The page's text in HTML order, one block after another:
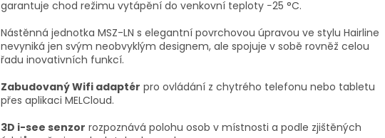
garantuje chod režimu vytápění do venkovní teploty −25 °C.
Nástěnná jednotka MSZ-LN s elegantní povrchovou úpravou ve stylu Hairline
nevyniká jen svým neobvyklým designem, ale spojuje v sobě rovněž celou
řadu inovativních funkcí.
Zabudovaný Wifi adaptér pro ovládání z chytrého telefonu nebo tabletu
přes aplikaci MELCloud.
3D i-see senzor rozpoznává polohu osob v místnosti a podle zjištěných